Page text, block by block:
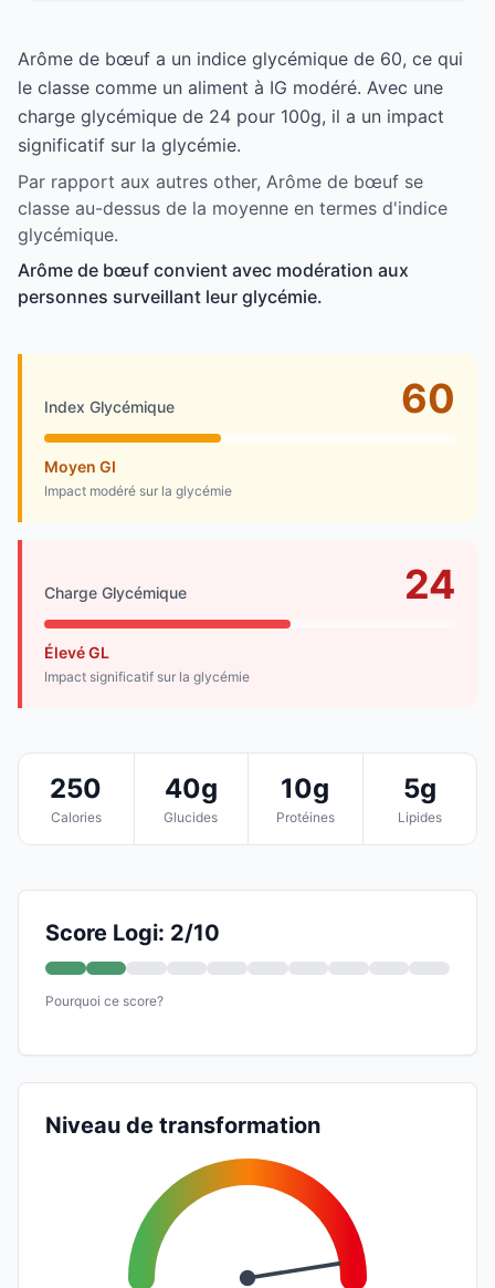
Arôme de bœuf a un indice glycémique de 60, ce qui
le classe comme un aliment à IG modéré. Avec une
charge glycémique de 24 pour 100g, il a un impact
significatif sur la glycémie.
Par rapport aux autres other, Arôme de bœuf se
classe au-dessus de la moyenne en termes d'indice
glycémique.
Arôme de bœuf convient avec modération aux
personnes surveillant leur glycémie.
Index Glycémique 60
Moyen GI
Impact modéré sur la glycémie
Charge Glycémique 24
Élevé GL
Impact significatif sur la glycémie
250
Calories
40g
Glucides
10g
Protéines
5g
Lipides
Score Logi: 2/10
Pourquoi ce score?
Niveau de transformation